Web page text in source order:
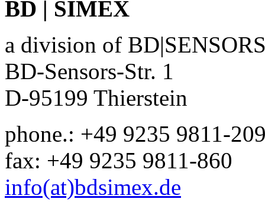
BD | SIMEX
a division of
BD-Sensors-Str. 1
D-95199 Thierstein
phone.: +49 9235 9811-
fax: +49 9235 9811-860
info(at)bdsimex.de